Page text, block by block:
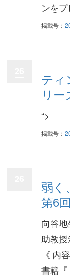
ンを
掲載号：
ティ
リ
“>
掲載号：
弱く
第6
向谷
助教
《 内
書籍